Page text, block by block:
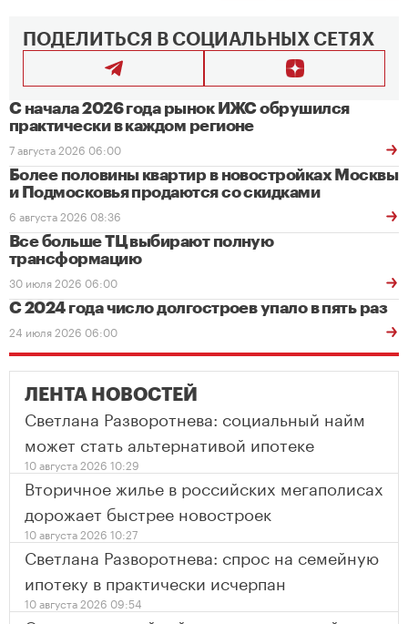
ПОДЕЛИТЬСЯ В СОЦИАЛЬНЫХ СЕТЯХ
С начала 2026 года рынок ИЖС обрушился
практически в каждом регионе
7 августа 2026 06:00
Более половины квартир в новостройках Москвы
и Подмосковья продаются со скидками
6 августа 2026 08:36
Все больше ТЦ выбирают полную
трансформацию
30 июля 2026 06:00
С 2024 года число долгостроев упало в пять раз
24 июля 2026 06:00
ЛЕНТА НОВОСТЕЙ
Светлана Разворотнева: социальный найм
может стать альтернативой ипотеке
10 августа 2026 10:29
Вторичное жилье в российских мегаполисах
дорожает быстрее новостроек
10 августа 2026 10:27
Светлана Разворотнева: спрос на семейную
ипотеку в практически исчерпан
10 августа 2026 09:54